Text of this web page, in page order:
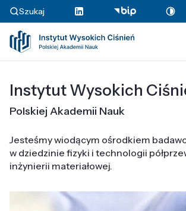
Szukaj
Instytut Wysokich
Polskiej Akademii Nauk
Jesteśmy wiodącym ośrodkiem
w dziedzinie fizyki i technologii
inżynierii materiałowej.